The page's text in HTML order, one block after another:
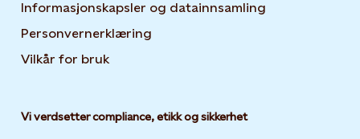
Informasjonskapsler og datainnsamling
Personvernerklæring
Vilkår for bruk
Vi verdsetter compliance, etikk og sikkerhet